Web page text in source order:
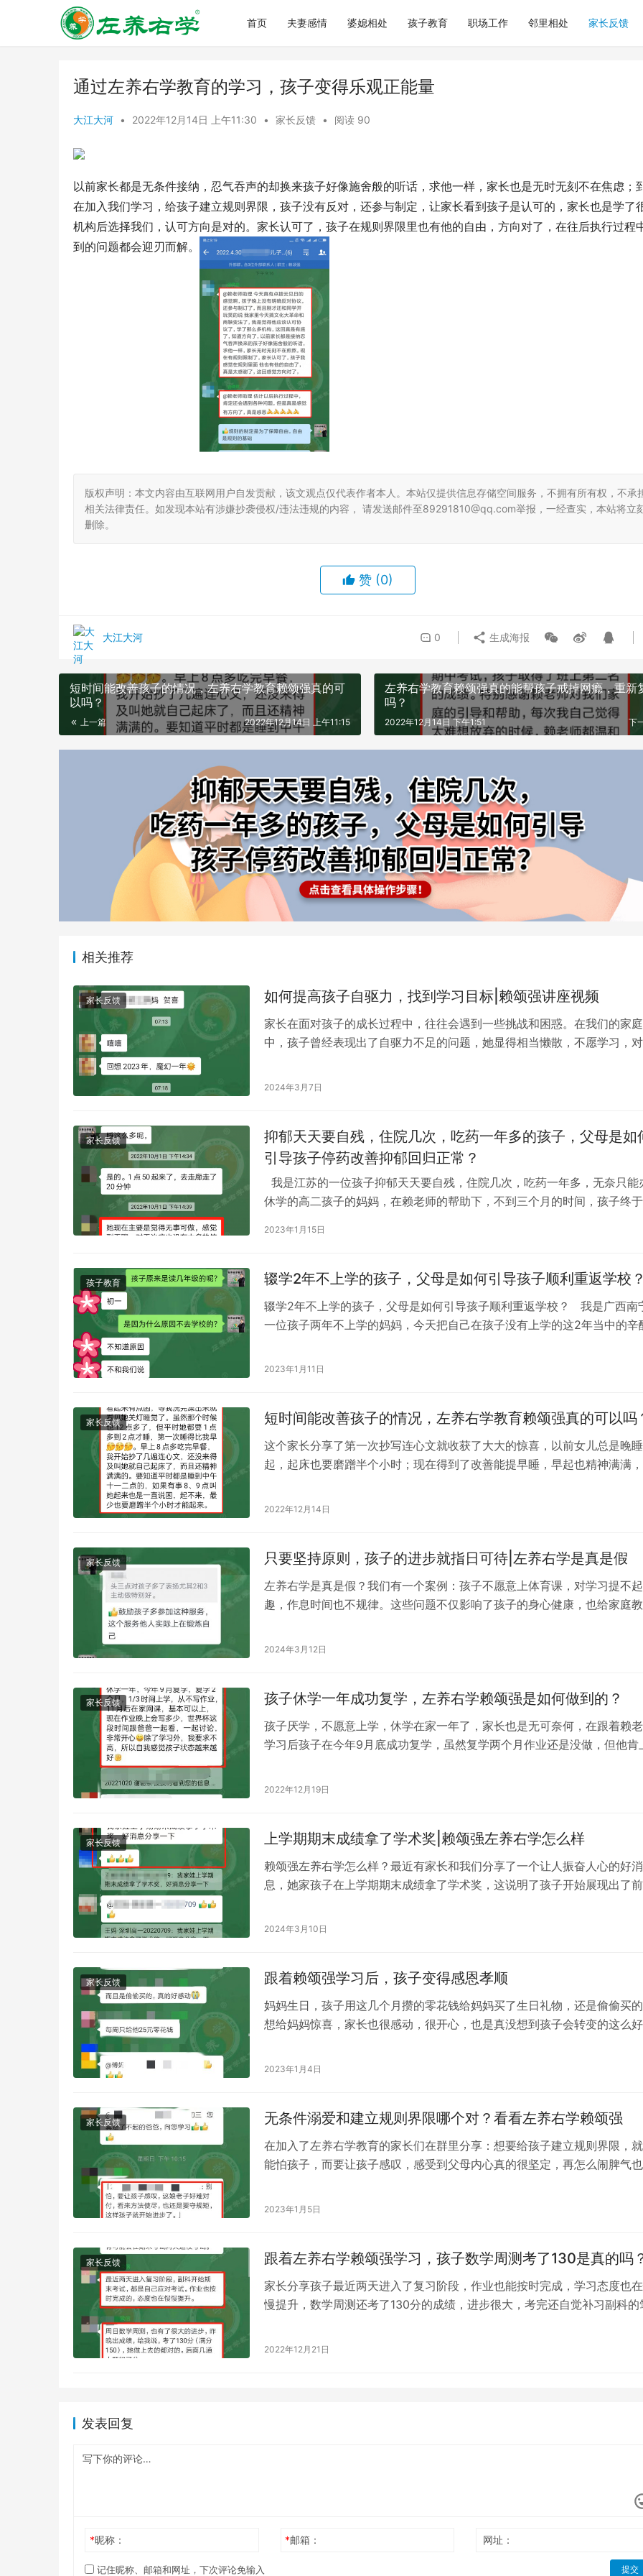
首页 夫妻感情 婆媳相处 孩子教育 职场工作 邻里相处 家长反馈
通过左养右学教育的学习，孩子变得乐观正能量
大江大河 • 2022年12月14日 上午11:30 • 家长反馈 • 阅读 90
以前家长都是无条件接纳，忍气吞声的却换来孩子好像施舍般的听话，求他一样，家长也是无时无刻不在焦虑；
在加入我们学习，给孩子建立规则界限，孩子没有反对，还参与制定，让家长看到孩子是认可的，家长也是学了
机构后选择我们，认可方向是对的。家长认可了，孩子在规则界限里也有他的自由，方向对了，在往后执行过程
到的问题都会迎刃而解。
版权声明：本文内容由互联网用户自发贡献，该文观点仅代表作者本人。本站仅提供信息存储空间服务，不拥有所有权，不承
相关法律责任。如发现本站有涉嫌抄袭侵权/违法违规的内容， 请发送邮件至89291810@qq.com举报，一经查实，本站将立
删除。
赞 (0)
大江大河 0 生成海报
短时间能改善孩子的情况，左养右学教育赖颂强真的可
以吗？
上一篇 2022年12月14日 上午11:15
左养右学教育赖颂强真的能帮孩子戒掉网瘾，重新
吗？
下
2022年12月14日 下午1:51
相关推荐
家长反馈 如何提高孩子自驱力，找到学习目标|赖颂强讲座视频
家长在面对孩子的成长过程中，往往会遇到一些挑战和困惑。在我们的家庭
中，孩子曾经表现出了自驱力不足的问题，她显得相当懒散，不愿学习，对
2024年3月7日
家长反馈
抑郁天天要自残，住院几次，吃药一年多的孩子，父母是如
引导孩子停药改善抑郁回归正常？
我是江苏的一位孩子抑郁天天要自残，住院几次，吃药一年多，无奈只能
休学的高二孩子的妈妈，在赖老师的帮助下，不到三个月的时间，孩子终于
2023年1月15日
孩子教育 辍学2年不上学的孩子，父母是如何引导孩子顺利重返学校？
辍学2年不上学的孩子，父母是如何引导孩子顺利重返学校？ 我是广西南
一位孩子两年不上学的妈妈，今天把自己在孩子没有上学的这2年当中的辛
2023年1月11日
家长反馈 短时间能改善孩子的情况，左养右学教育赖颂强真的可以吗
这个家长分享了第一次抄写连心文就收获了大大的惊喜，以前女儿总是晚
起，起床也要磨蹭半个小时；现在得到了改善能提早睡，早起也精神满满，
2022年12月14日
家长反馈 只要坚持原则，孩子的进步就指日可待|左养右学是真是假
左养右学是真是假？我们有一个案例：孩子不愿意上体育课，对学习提不
趣，作息时间也不规律。这些问题不仅影响了孩子的身心健康，也给家庭教
2024年3月12日
家长反馈 孩子休学一年成功复学，左养右学赖颂强是如何做到的？
孩子厌学，不愿意上学，休学在家一年了，家长也是无可奈何，在跟着赖
学习后孩子在今年9月底成功复学，虽然复学两个月作业还是没做，但他肯
2022年12月19日
家长反馈 上学期期末成绩拿了学术奖|赖颂强左养右学怎么样
赖颂强左养右学怎么样？最近有家长和我们分享了一个让人振奋人心的好消
息，她家孩子在上学期期末成绩拿了学术奖，这说明了孩子开始展现出了前
2024年3月10日
家长反馈 跟着赖颂强学习后，孩子变得感恩孝顺
妈妈生日，孩子用这几个月攒的零花钱给妈妈买了生日礼物，还是偷偷买的
想给妈妈惊喜，家长也很感动，很开心，也是真没想到孩子会转变的这么好
2023年1月4日
家长反馈 无条件溺爱和建立规则界限哪个对？看看左养右学赖颂强
在加入了左养右学教育的家长们在群里分享：想要给孩子建立规则界限，
能怕孩子，而要让孩子感叹，感受到父母内心真的很坚定，再怎么闹脾气也
2023年1月5日
家长反馈 跟着左养右学赖颂强学习，孩子数学周测考了130是真的吗
家长分享孩子最近两天进入了复习阶段，作业也能按时完成，学习态度也
慢提升，数学周测还考了130分的成绩，进步很大，考完还自觉补习副科的
2022年12月21日
发表回复
*昵称： *邮箱： 网址：
记住昵称、邮箱和网址，下次评论免输入 提交